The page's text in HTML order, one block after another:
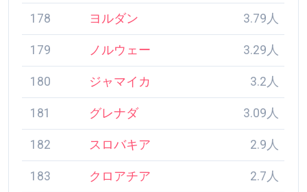
175 フィンランド 3.9人
176 スロベニア 3.9人
177 スウェーデン 3.9人
178 ヨルダン 3.79人
179 ノルウェー 3.29人
180 ジャマイカ 3.2人